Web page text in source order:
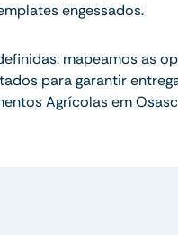
engessados.
mapeamos as
para garantir
Agrícolas em